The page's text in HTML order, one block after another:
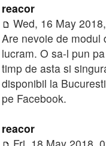
reacor
Wed, 16 May
Are nevoie de modul
lucram. O sa-l pun
timp de asta si
disponibil la
pe Facebook.
reacor